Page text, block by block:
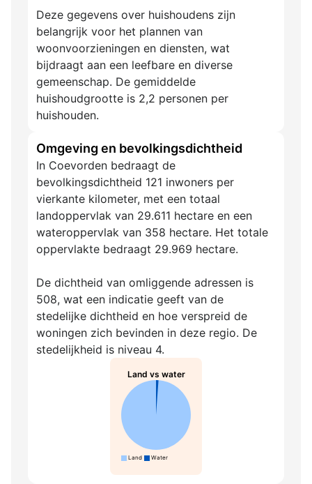
Deze gegevens over huishoudens zijn
belangrijk voor het plannen van
woonvoorzieningen en diensten, wat
bijdraagt aan een leefbare en diverse
gemeenschap. De gemiddelde
huishoudgrootte is 2,2 personen per
huishouden.
Omgeving en bevolkingsdichtheid
In Coevorden bedraagt de
bevolkingsdichtheid 121 inwoners per
vierkante kilometer, met een totaal
landoppervlak van 29.611 hectare en een
wateroppervlak van 358 hectare. Het totale
oppervlakte bedraagt 29.969 hectare.
De dichtheid van omliggende adressen is
508, wat een indicatie geeft van de
stedelijke dichtheid en hoe verspreid de
woningen zich bevinden in deze regio. De
stedelijkheid is niveau 4.
Land vs water
Land Water